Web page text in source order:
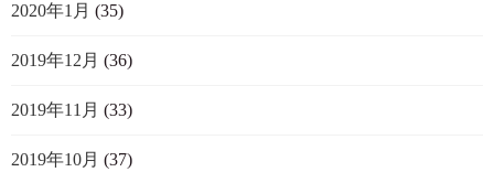
2020年1月 (35)
2019年12月 (36)
2019年11月 (33)
2019年10月 (37)